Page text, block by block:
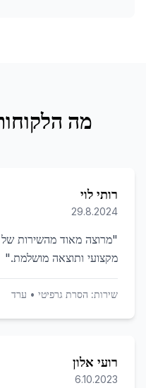
מה
רותי לוי
29.8.2024
"מרוצה מאוד מהשירות
מקצועי ותוצאה מושלמת."
שירות: הסרת גרפיטי • ערד
רועי אלון
6.10.2023